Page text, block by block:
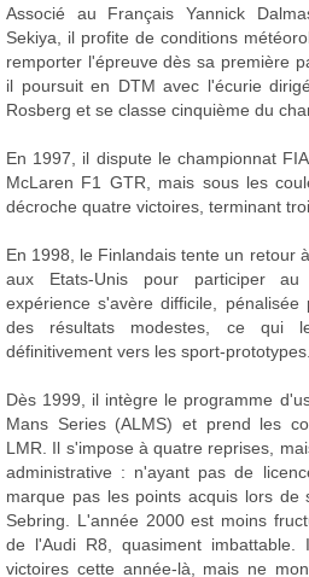
Associé au Français Yannick
Sekiya, il profite de conditions
remporter l'épreuve dès sa première
il poursuit en DTM avec l'écurie
Rosberg et se classe cinquième du
En 1997, il dispute le championnat
McLaren F1 GTR, mais sous les
décroche quatre victoires, terminant
En 1998, le Finlandais tente un retour
aux Etats-Unis pour participer au
expérience s'avère difficile,
des résultats modestes, ce qui
définitivement vers les sport-prototypes.
Dès 1999, il intègre le programme
Mans Series (ALMS) et prend les
LMR. Il s'impose à quatre reprises,
administrative : n'ayant pas de
marque pas les points acquis lors de
Sebring. L'année 2000 est moins
de l'Audi R8, quasiment imbattable.
victoires cette année-là, mais ne